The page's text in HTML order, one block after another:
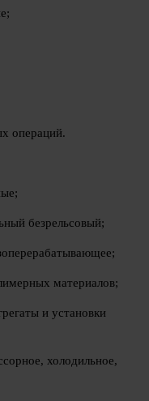
операций.
безрельсовый;
материалов;
и установки
холодильное,